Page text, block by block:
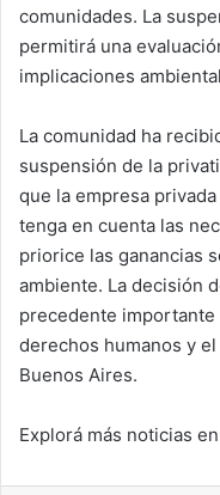
comunidades. La
permitirá una
implicaciones
La comunidad ha
suspensión de la
que la empresa
tenga en cuenta las
priorice las ganancias
ambiente. La decisión
precedente
derechos humanos y
Buenos Aires.
Explorá más noticias